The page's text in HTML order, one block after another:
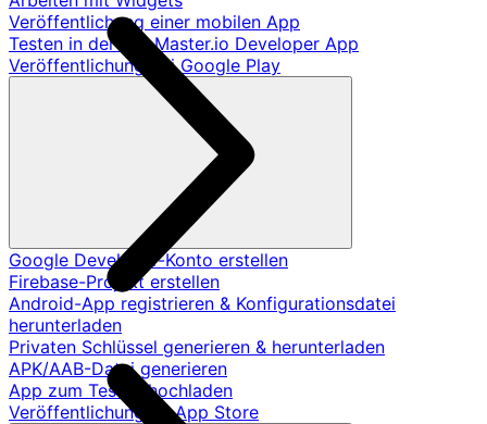
Veröffentlichung einer mobilen App
Testen in der AppMaster.io Developer App
Veröffentlichung bei Google Play
Google Developer-Konto erstellen
Firebase-Projekt erstellen
Android-App registrieren & Konfigurationsdatei
herunterladen
Privaten Schlüssel generieren & herunterladen
APK/AAB-Datei generieren
App zum Testen hochladen
Veröffentlichung im App Store